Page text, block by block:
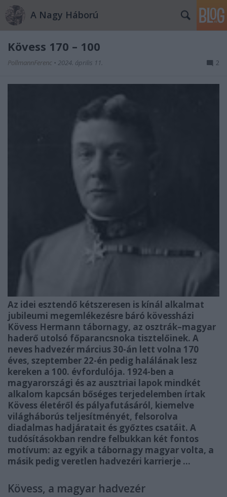
A Nagy Háború
Kövess 170 – 100
PollmannFerenc • 2024. április 11. 2
Az idei esztendő kétszeresen is kínál alkalmat
jubileumi megemlékezésre báró kövessházi
Kövess Hermann tábornagy, az osztrák–magyar
haderő utolsó főparancsnoka tisztelőinek. A
neves hadvezér március 30-án lett volna 170
éves, szeptember 22-én pedig halálának lesz
kereken a 100. évfordulója. 1924-ben a
magyarországi és az ausztriai lapok mindkét
alkalom kapcsán bőséges terjedelemben írtak
Kövess életéről és pályafutásáról, kiemelve
világháborús teljesítményét, felsorolva
diadalmas hadjáratait és győztes csatáit. A
tudósításokban rendre felbukkan két fontos
motívum: az egyik a tábornagy magyar volta, a
másik pedig veretlen hadvezéri karrierje …
Kövess, a magyar hadvezér